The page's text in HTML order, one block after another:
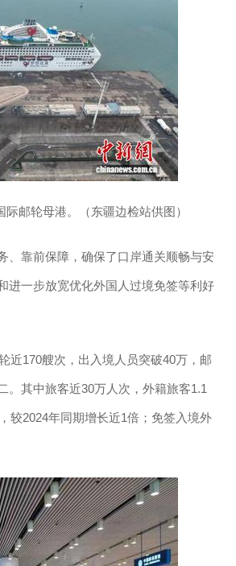
邮轮母港。（东疆边检站供图）
靠前保障，确保了口岸通关顺畅与安
进一步放宽优化外国人过境免签等利好
170艘次，出入境人员突破40万，邮
。其中旅客近30万人次，外籍旅客1.1
较2024年同期增长近1倍；免签入境外